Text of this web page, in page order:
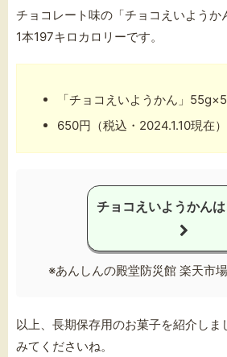
チョコレート味の「チョコえいようか
1本197キロカロリーです。
「チョコえいようかん」
650円（税込・2024.1.10現在）
チョコえいようかん
※あんしんの殿堂防災館 楽天市
以上、長期保存用のお菓子を紹介しま
みてくださいね。